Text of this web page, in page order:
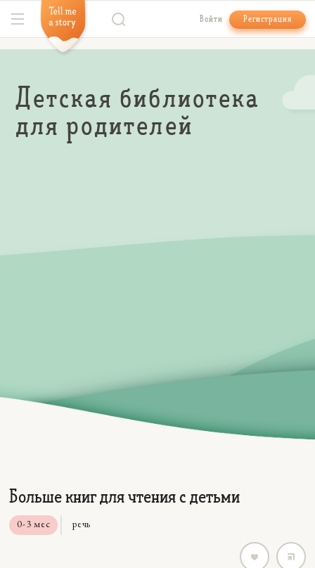
Войти Регистрация
Детская библиотека
для родителей
Больше книг для чтения с детьми
0-3 мес речь